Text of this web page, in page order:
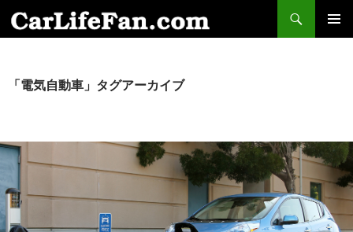
索コ
ン
キ
ッ
「電気自動車」タグアーカイブ